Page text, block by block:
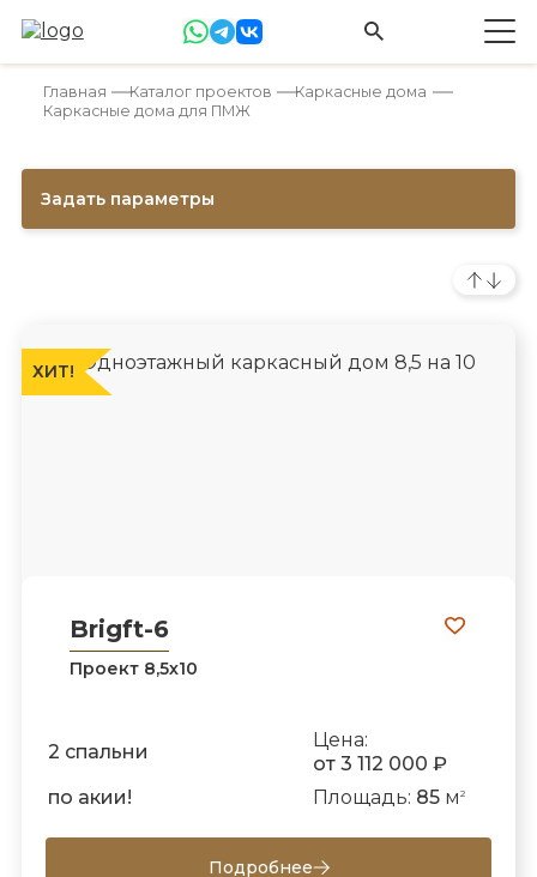
Главная Каталог проектов
Каркасные дома
Каркасные дома для ПМЖ
Задать параметры
ХИТ!
Brigft-6
Проект 8,5х10
2 спальни
Цена:
от 3 112 000 ₽
по акии!
Площадь: 85м 2
Подробнее